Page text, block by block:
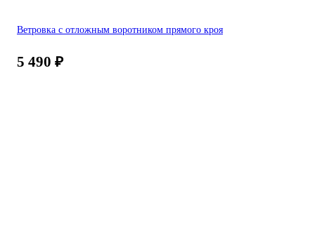
Ветровка с отложным воротником прямого кроя
5 490 ₽